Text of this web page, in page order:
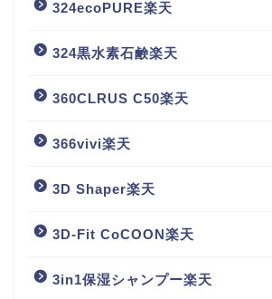
324ecoPURE楽天
324黒水素石鹸楽天
360CLRUS C50楽天
366vivi楽天
3D Shaper楽天
3D-Fit CoCOON楽天
3in1保湿シャンプー楽天